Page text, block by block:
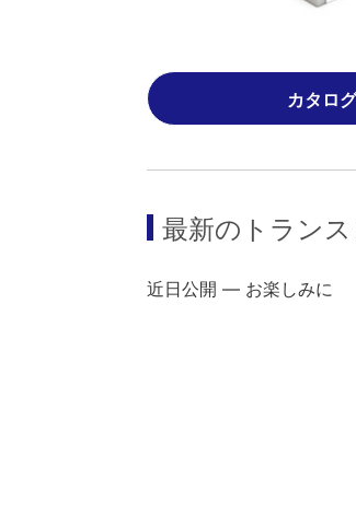
カタロ
最新の トラン
近日公開 ― お楽しみに